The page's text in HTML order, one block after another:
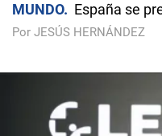
MUNDO España se
Por JESÚS HERNÁNDEZ